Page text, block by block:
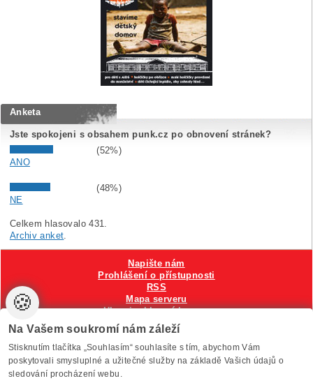
Anketa
Jste spokojeni s obsahem punk.cz po obnovení stránek?
(52%)
ANO
(48%)
NE
Celkem hlasovalo 431.
Archiv anket.
VytvořiloAnawe , provozuje Anawe a Špína
Napište nám
Prohlášení o přístupnosti
RSS
Mapa serveru
Hlavni reklamní banner
Nastavení cookies
🍪
Na Vašem soukromí nám záleží
Stisknutím tlačítka „Souhlasím“ souhlasíte s tím, abychom Vám
poskytovali smysluplné a užitečné služby na základě Vašich údajů o
sledování procházení webu.